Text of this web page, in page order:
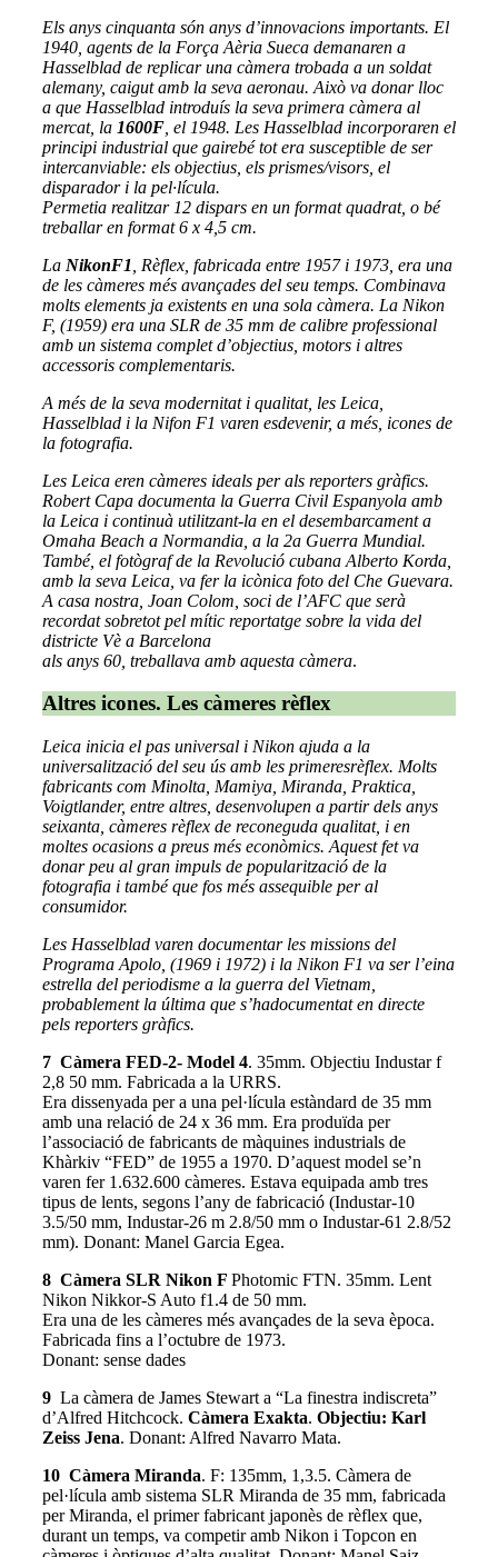
Els anys cinquanta són anys d’innovacions importants. El
1940, agents de la Força Aèria Sueca demanaren a
Hasselblad de replicar una càmera trobada a un soldat
alemany, caigut amb la seva aeronau. Això va donar lloc
a que Hasselblad introduís la seva primera càmera al
mercat, la 1600F, el 1948. Les Hasselblad incorporaren el
principi industrial que gairebé tot era susceptible de ser
intercanviable: els objectius, els prismes/visors, el
disparador i la pel·lícula.
Permetia realitzar 12 dispars en un format quadrat, o bé
treballar en format 6 x 4,5 cm.
La NikonF1 , Rèflex, fabricada entre 1957 i 1973, era una
de les càmeres més avançades del seu temps. Combinava
molts elements ja existents en una sola càmera. La Nikon
F, (1959) era una SLR de 35 mm de calibre professional
amb un sistema complet d’objectius, motors i altres
accessoris complementaris.
A més de la seva modernitat i qualitat, les Leica,
Hasselblad i la Nifon F1 varen esdevenir, a més, icones de
la fotografia.
Les Leica eren càmeres ideals per als reporters gràfics.
Robert Capa documenta la Guerra Civil Espanyola amb
la Leica i continuà utilitzant-la en el desembarcament a
Omaha Beach a Normandia, a la 2a Guerra Mundial.
També, el fotògraf de la Revolució cubana Alberto Korda,
amb la seva Leica, va fer la icònica foto del Che Guevara.
A casa nostra, Joan Colom, soci de l’AFC que serà
recordat sobretot pel mític reportatge sobre la vida del
districte Vè a Barcelona
als anys 60, treballava amb aquesta càmera.
Altres icones. Les càmeres rèflex
Leica inicia el pas universal i Nikon ajuda a la
universalització del seu ús amb les primeresrèflex. Molts
fabricants com Minolta, Mamiya, Miranda, Praktica,
Voigtlander, entre altres, desenvolupen a partir dels anys
seixanta, càmeres rèflex de reconeguda qualitat, i en
moltes ocasions a preus més econòmics. Aquest fet va
donar peu al gran impuls de popularització de la
fotografia i també que fos més assequible per al
consumidor.
Les Hasselblad varen documentar les missions del
Programa Apolo, (1969 i 1972) i la Nikon F1 va ser l’eina
estrella del periodisme a la guerra del Vietnam,
probablement la última que s’hadocumentat en directe
pels reporters gràfics.
7 Càmera FED-2- Model 4. 35mm. Objectiu Industar f
2,8 50 mm. Fabricada a la URRS.
Era dissenyada per a una pel·lícula estàndard de 35 mm
amb una relació de 24 x 36 mm. Era produïda per
l’associació de fabricants de màquines industrials de
Khàrkiv “FED” de 1955 a 1970. D’aquest model se’n
varen fer 1.632.600 càmeres. Estava equipada amb tres
tipus de lents, segons l’any de fabricació (Industar-10
3.5/50 mm, Industar-26 m 2.8/50 mm o Industar-61 2.8/52
mm). Donant: Manel Garcia Egea.
8 Càmera SLR Nikon F Photomic FTN. 35mm. Lent
Nikon Nikkor-S Auto f1.4 de 50 mm.
Era una de les càmeres més avançades de la seva època.
Fabricada fins a l’octubre de 1973.
Donant: sense dades
9 La càmera de James Stewart a “La finestra indiscreta”
d’Alfred Hitchcock. Càmera Exakta. Objectiu: Karl
Zeiss Jena. Donant: Alfred Navarro Mata.
10 Càmera Miranda. F: 135mm, 1,3.5. Càmera de
pel·lícula amb sistema SLR Miranda de 35 mm, fabricada
per Miranda, el primer fabricant japonès de rèflex que,
durant un temps, va competir amb Nikon i Topcon en